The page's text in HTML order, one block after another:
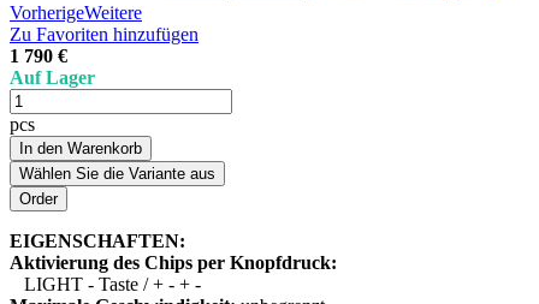
VorherigeWeitere
Zu Favoriten hinzufügen
1 790 €
Auf Lager
pcs
In den Warenkorb
Wählen Sie die Variante aus
EIGENSCHAFTEN:
Aktivierung des Chips per Knopfdruck:
LIGHT - Taste / + - + -